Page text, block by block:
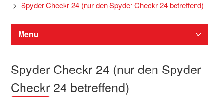
Spyder Checkr 24 (nur den Spyder Checkr 24 betreffend)
Menu
Spyder Monitor Kalibrierung
Spyder Checkr 24 (nur den Spyder
Checkr 24 betreffend)